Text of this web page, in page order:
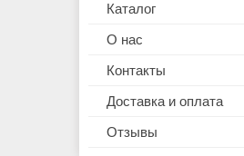
Каталог
О нас
Контакты
Доставка и оплата
Отзывы